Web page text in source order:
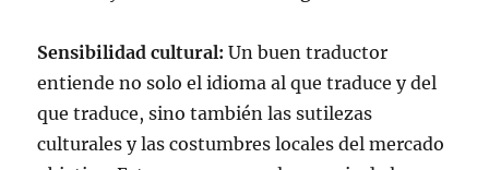
Sensibilidad cultural: Un buen traductor
entiende no solo el idioma al que traduce y del
que traduce, sino también las sutilezas
culturales y las costumbres locales del mercado